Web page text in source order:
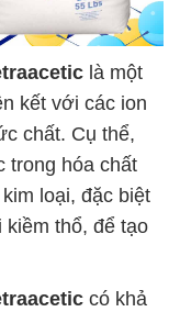
là một
kết với các ion
chất. Cụ thể,
trong hóa chất
loại, đặc biệt
kiềm thổ, để tạo
có khả